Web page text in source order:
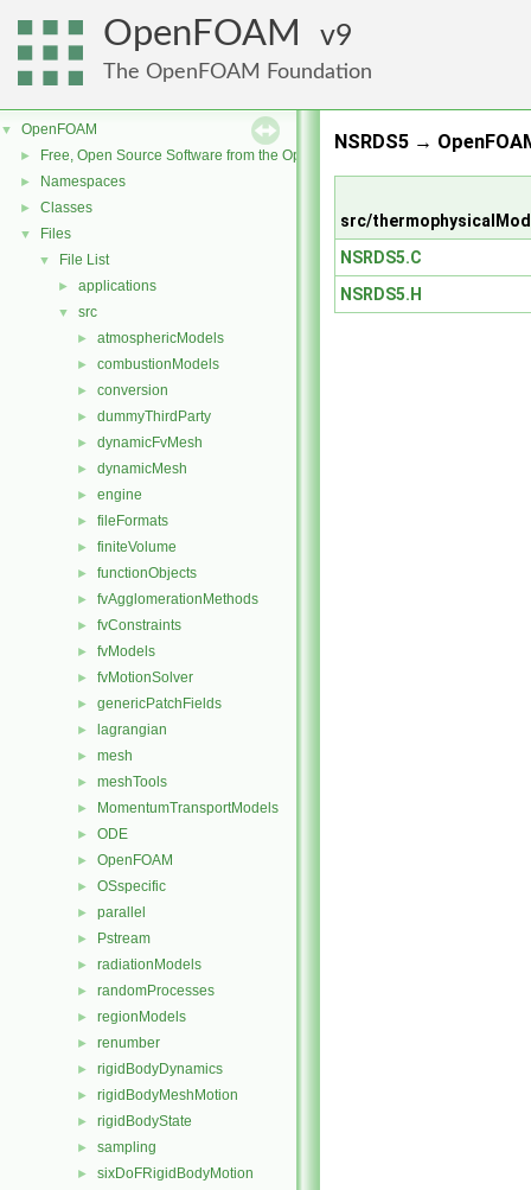
OpenFOAM 9
The OpenFOAM Foundation
▼ OpenFOAM
► Free, Open Source Software from the OpenFOAM Foundation
► Namespaces
► Classes
▼ Files
▼ File List
► applications
▼ src
► atmosphericModels
► combustionModels
► conversion
► dummyThirdParty
► dynamicFvMesh
► dynamicMesh
► engine
► fileFormats
► finiteVolume
► functionObjects
► fvAgglomerationMethods
► fvConstraints
► fvModels
► fvMotionSolver
► genericPatchFields
► lagrangian
► mesh
► meshTools
► MomentumTransportModels
► ODE
► OpenFOAM
► OSspecific
► parallel
► Pstream
► radiationModels
► randomProcesses
► regionModels
► renumber
► rigidBodyDynamics
► rigidBodyMeshMotion
► rigidBodyState
► sampling
► sixDoFRigidBodyMotion
NSRDS5 →
src/
NSRDS5.C
NSRDS5.H